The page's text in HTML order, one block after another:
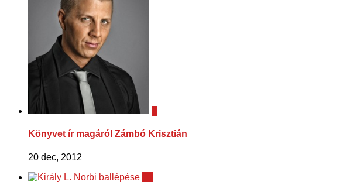
Könyvet ír magáról Zámbó Krisztián
20 dec, 2012